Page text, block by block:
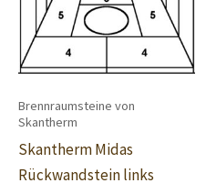
Brennraumsteine von
Skantherm
Skantherm Midas
Rückwandstein links